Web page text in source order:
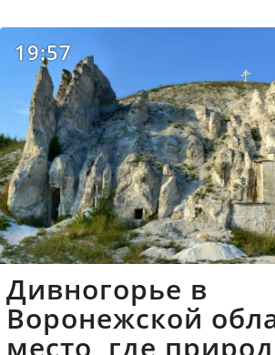
19:57
Дивногорье в
Воронежской
место, где